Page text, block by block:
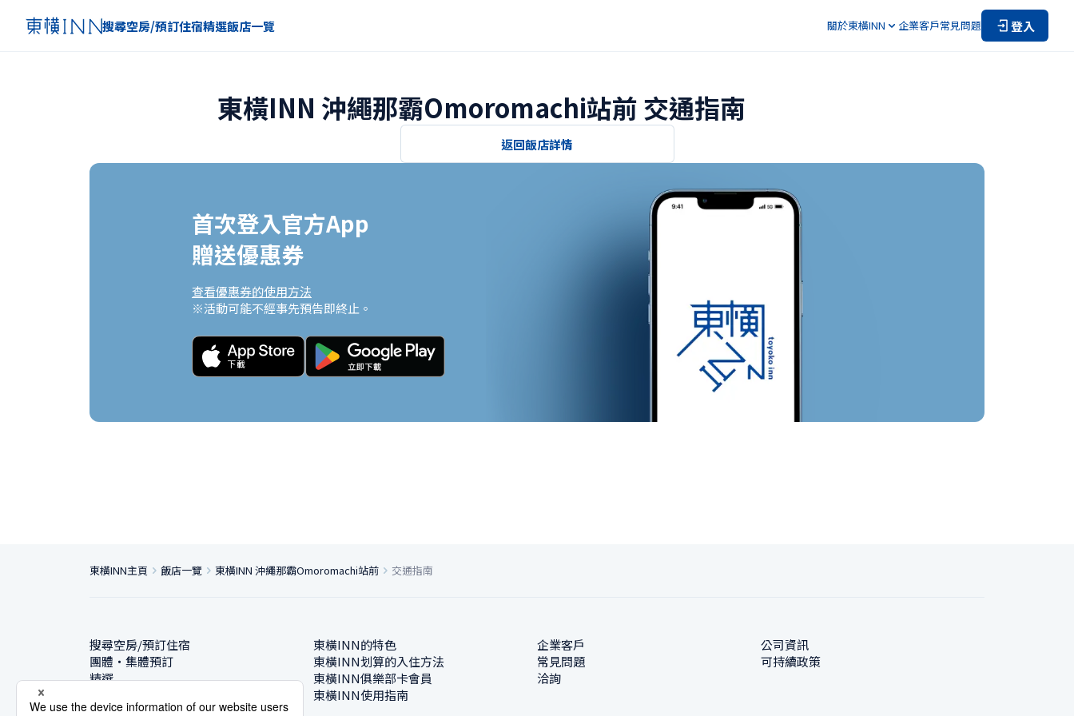
搜尋空房/預訂住宿精選飯店一覽 關於東橫INN 企業客戶常見問題 登入
東橫INN 沖繩那霸Omoromachi站前 交通指南
返回飯店詳情
首次登入官方App
贈送優惠券
查看優惠券的使用方法
※活動可能不經事先預告即終止。
東橫INN主頁 飯店一覽 東橫INN 沖繩那霸Omoromachi站前 交通指南
搜尋空房/預訂住宿
團體・集體預訂
精選
東橫INN的特色
東橫INN划算的入住方法
東橫INN俱樂部卡會員
東橫INN使用指南
企業客戶
常見問題
洽詢
公司資訊
可持續政策